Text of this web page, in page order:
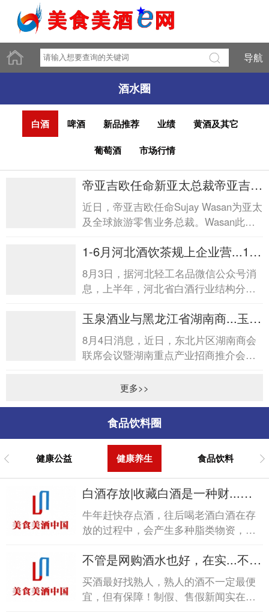
导航
酒水圈
白酒 啤酒 新品推荐 业绩 黄酒及其它
葡萄酒 市场行情
帝亚吉欧任命新亚太总裁帝亚吉欧
任命新亚太总裁
近日，帝亚吉欧任命Sujay Wasan为亚太
及全球旅游零售业务总裁。Wasan此前
4月调任帝亚吉欧北美区总...
1-6月河北酒饮茶规上企业营...1-6
月河北酒饮茶规上企业营...
8月3日，据河北轻工名品微信公众号消
息，上半年，河北省白酒行业结构分化
消费场景向日常休闲、亲...
玉泉酒业与黑龙江省湖南商...玉泉
酒业与黑龙江省湖南商...
8月4日消息，近日，东北片区湖南商会
联席会议暨湖南重点产业招商推介会在
商会诚挚答谢玉泉酒业在...
更多>>
食品饮料圈
健康公益 健康养生 食品饮料
白酒存放|收藏白酒是一种财...白
酒存放|收藏白酒是一种财...
牛年赶快存点酒，往后喝老酒白酒在存
放的过程中，会产生多种脂类物资，
香气，但这种...
不管是网购酒水也好，在实...不管
是网购酒水也好，在实...
买酒最好找熟人，熟人的酒不一定最便
宜，但有保障！制假、售假新闻实在是